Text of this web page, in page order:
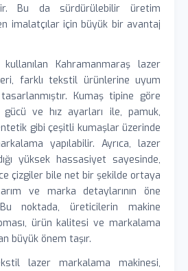
Bu da sürdürülebilir üretim
imalatçılar için büyük bir avantaj
Kahramanmaraş lazer
farklı tekstil ürünlerine uyum
Kumaş tipine göre
ve hız ayarları ile, pamuk,
gibi çeşitli kumaşlar üzerinde
yapılabilir. Ayrıca, lazer
yüksek hassasiyet sayesinde,
çizgiler bile net bir şekilde ortaya
ve marka detaylarının öne
Bu noktada, üreticilerin makine
ürün kalitesi ve markalama
büyük önem taşır.
lazer markalama makinesi,